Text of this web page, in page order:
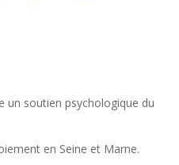
un soutien psychologique du
en Seine et Marne.